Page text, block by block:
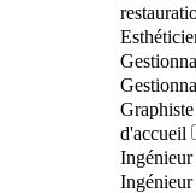
d'accueil
Ingénieur